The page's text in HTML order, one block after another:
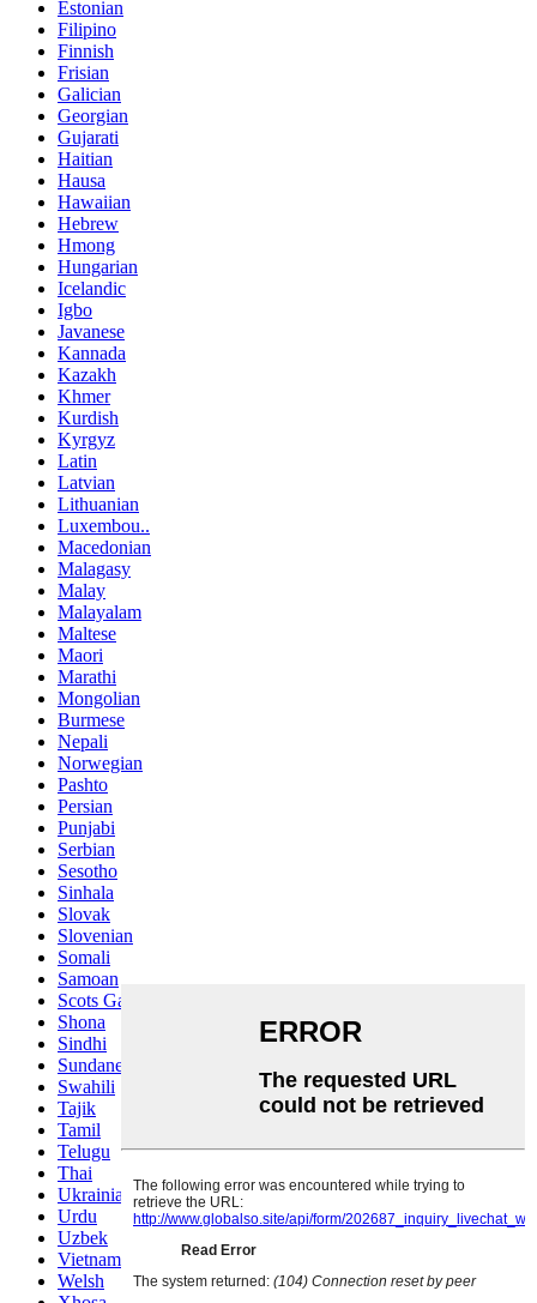
Estonian
Filipino
Finnish
Frisian
Galician
Georgian
Gujarati
Haitian
Hausa
Hawaiian
Hebrew
Hmong
Hungarian
Icelandic
Igbo
Javanese
Kannada
Kazakh
Khmer
Kurdish
Kyrgyz
Latin
Latvian
Lithuanian
Luxembou..
Macedonian
Malagasy
Malay
Malayalam
Maltese
Maori
Marathi
Mongolian
Burmese
Nepali
Norwegian
Pashto
Persian
Punjabi
Serbian
Sesotho
Sinhala
Slovak
Slovenian
Somali
Samoan
Scots Gaelic
Shona
Sindhi
Sundanese
Swahili
Tajik
Tamil
Telugu
Thai
Ukrainian
Urdu
Uzbek
Vietnamese
Welsh